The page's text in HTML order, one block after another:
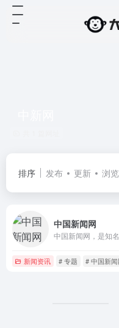
排序 发布 更新 浏览
中国新闻网
新闻资讯 # 专题 # 中国新闻